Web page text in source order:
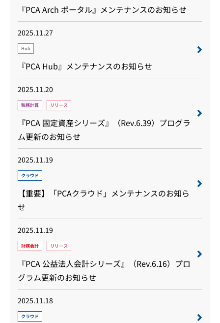
『PCA Arch ポータル』メンテナンスのお知らせ
2025.11.27
Hub
『PCA Hub』メンテナンスのお知らせ
2025.11.20
税務計算 リリース
『PCA 固定資産シリーズ』（Rev.6.39）プログラ
ム更新のお知らせ
2025.11.19
クラウド
【重要】「PCAクラウド」メンテナンスのお知ら
せ
2025.11.19
財務会計 リリース
『PCA 公益法人会計シリーズ』（Rev.6.16）プロ
グラム更新のお知らせ
2025.11.18
クラウド